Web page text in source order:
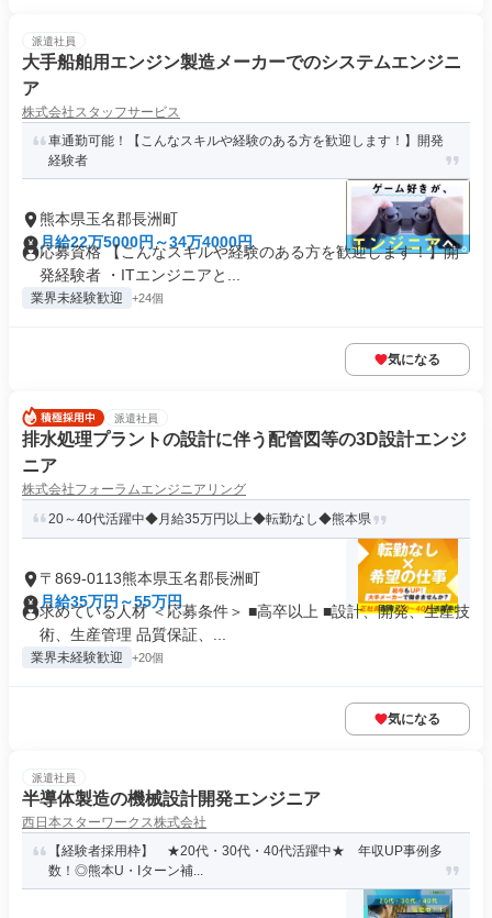
派遣社員
大手船舶用エンジン製造メーカーでのシステムエンジニ
ア
株式会社スタッフサービス
車通勤可能！【こんなスキルや経験のある方を歓迎します！】開発
経験者
熊本県玉名郡長洲町
月給22万5000円～34万4000円
応募資格 【こんなスキルや経験のある方を歓迎します！】開
発経験者 ・ITエンジニアと...
業界未経験歓迎 +24個
気になる
派遣社員
排水処理プラントの設計に伴う配管図等の3D設計エンジ
ニア
株式会社フォーラムエンジニアリング
20～40代活躍中◆月給35万円以上◆転勤なし◆熊本県
〒869-0113熊本県玉名郡長洲町
月給35万円～55万円
求めている人材 ＜応募条件＞ ■高卒以上 ■設計、開発、生産技
術、生産管理 品質保証、...
業界未経験歓迎 +20個
気になる
派遣社員
半導体製造の機械設計開発エンジニア
西日本スターワークス株式会社
【経験者採用枠】 ★20代・30代・40代活躍中★ 年収UP事例多
数！◎熊本U・Iターン補...